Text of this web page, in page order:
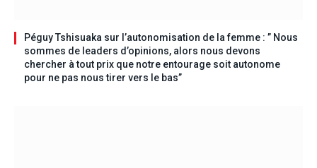
Péguy Tshisuaka sur l’autonomisation de la femme : ” Nous
sommes de leaders d’opinions, alors nous devons
chercher à tout prix que notre entourage soit autonome
pour ne pas nous tirer vers le bas”